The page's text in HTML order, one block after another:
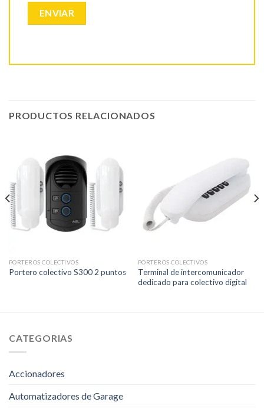
PRODUCTOS RELACIONADOS
PORTEROS COLECTIVOS
Portero colectivo S300 2 puntos
PORTEROS COLECTIVOS
Terminal de intercomunicador
dedicado para colectivo digital
CATEGORIAS
Accionadores
Automatizadores de Garage